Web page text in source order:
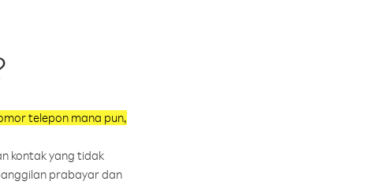
telepon mana pun,
kontak yang tidak
prabayar dan